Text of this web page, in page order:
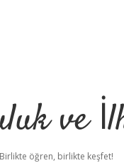
ve
Birlikte öğren, birlikte keşfet!